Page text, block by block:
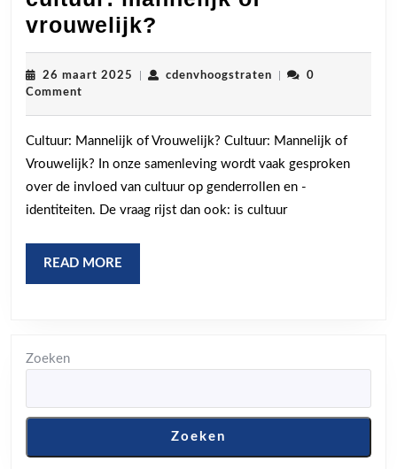
vrouwelijk?
genderdynamiek
in
mannelijk
of
vrouwelijk?
26 maart 2025 cdenvhoogstratencdenvhoogstraten
0
Comment
Cultuur: Mannelijk of Vrouwelijk? Cultuur: Mannelijk of
Vrouwelijk? In onze samenleving wordt vaak gesproken
over de invloed van cultuur op genderrollen en -
identiteiten. De vraag rijst dan ook: is cultuur
READ MORE
MORE
Zoeken
Zoeken